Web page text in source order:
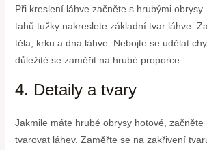
Při kreslení láhve začněte s hrubými
tahů tužky nakreslete základní tvar láhve.
těla, krku a dna láhve. Nebojte se udělat
důležité se zaměřit na hrubé proporce.
4. Detaily a tvary
Jakmile máte hrubé obrysy hotové, začněte
tvarovat láhev. Zaměřte se na zakřivení